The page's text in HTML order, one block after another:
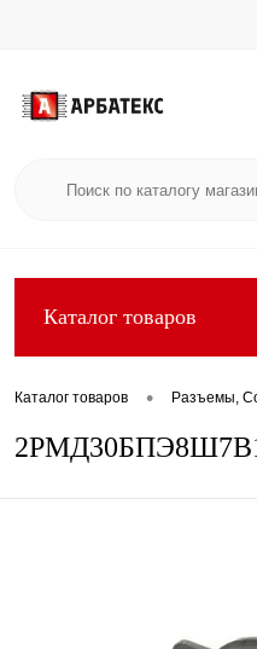
Каталог товаров
Каталог товаров • Разъемы,